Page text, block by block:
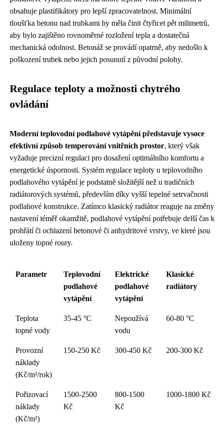
obsahuje plastifikátory pro lepší zpracovatelnost. Minimální
tloušťka betonu nad trubkami by měla činit čtyřicet pět milimetrů,
aby bylo zajištěno rovnoměrné rozložení tepla a dostatečná
mechanická odolnost. Betonáž se provádí opatrně, aby nedošlo k
poškození trubek nebo jejich posunutí z původní polohy.
Regulace teploty a možnosti chytrého
ovládání
Moderní teplovodní podlahové vytápění představuje vysoce
efektivní způsob temperování vnitřních prostor, který však
vyžaduje precizní regulaci pro dosažení optimálního komfortu a
energetické úspornosti. Systém regulace teploty u teplovodního
podlahového vytápění je podstatně složitější než u tradičních
radiátorových systémů, především díky vyšší tepelné setrvačnosti
podlahové konstrukce. Zatímco klasický radiátor reaguje na změny
nastavení téměř okamžitě, podlahové vytápění potřebuje delší čas k
prohřátí či ochlazení betonové či anhydritové vrstvy, ve které jsou
uloženy topné roury.
Parametr
Teplovodní
podlahové
vytápění
Elektrické
podlahové
vytápění
Klasické
radiátory
Teplota
topné vody
35-45 °C
Nepoužívá
vodu
60-80 °C
Provozní
náklady
(Kč/m²/rok)
150-250 Kč 300-450 Kč 200-300 Kč
Pořizovací
náklady
(Kč/m²)
1500-2500
Kč
800-1500
Kč
1000-1800 Kč